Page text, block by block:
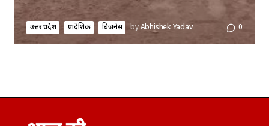
उत्तर प्रदेश प्रादेशिक बिजनेस byAbhishek Yadav 0